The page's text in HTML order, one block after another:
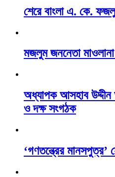
শেরে বাংলা এ. কে.
মজলুম জননেতা
অধ্যাপক আসহাব
ও দক্ষ সংগঠক
‘গণতন্ত্রের মানসপুত্র’